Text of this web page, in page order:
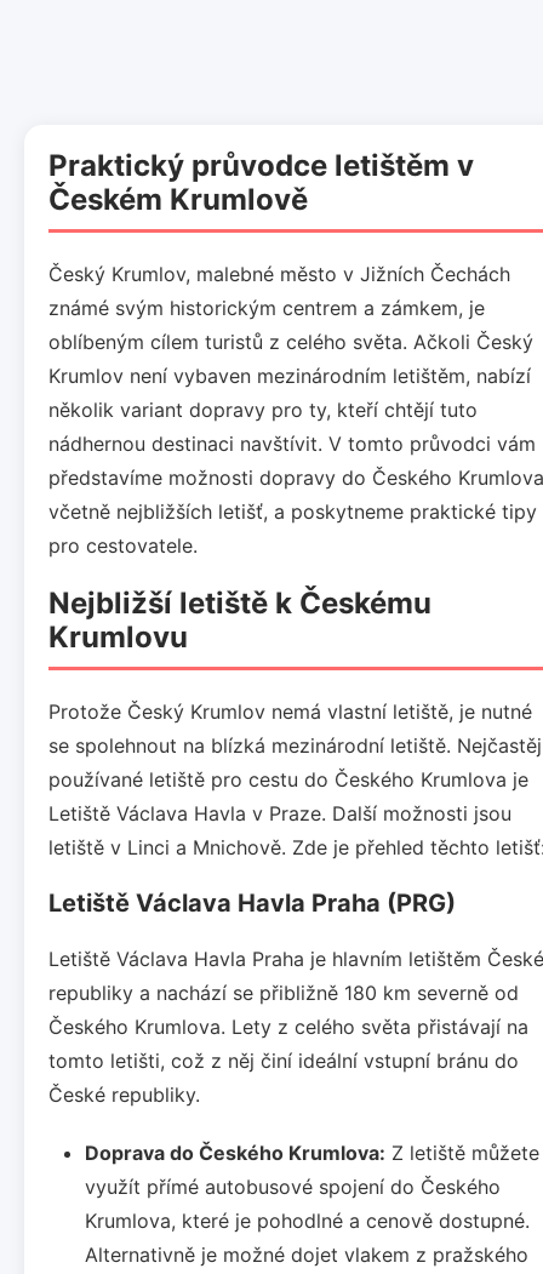
Praktický průvodce letištěm v
Českém Krumlově
Český Krumlov, malebné město v Jižních Čechách
známé svým historickým centrem a zámkem, je
oblíbeným cílem turistů z celého světa. Ačkoli Český
Krumlov není vybaven mezinárodním letištěm, nabízí
několik variant dopravy pro ty, kteří chtějí tuto
nádhernou destinaci navštívit. V tomto průvodci vám
představíme možnosti dopravy do Českého
včetně nejbližších letišť, a poskytneme praktické tipy
pro cestovatele.
Nejbližší letiště k Českému
Krumlovu
Protože Český Krumlov nemá vlastní letiště, je nutné
se spolehnout na blízká mezinárodní letiště.
používané letiště pro cestu do Českého Krumlova je
Letiště Václava Havla v Praze. Další možnosti jsou
letiště v Linci a Mnichově. Zde je přehled těchto
Letiště Václava Havla Praha (PRG)
Letiště Václava Havla Praha je hlavním letištěm České
republiky a nachází se přibližně 180 km severně od
Českého Krumlova. Lety z celého světa přistávají na
tomto letišti, což z něj činí ideální vstupní bránu do
České republiky.
Doprava do Českého Krumlova: Z letiště můžete
využít přímé autobusové spojení do Českého
Krumlova, které je pohodlné a cenově dostupné.
Alternativně je možné dojet vlakem z pražského